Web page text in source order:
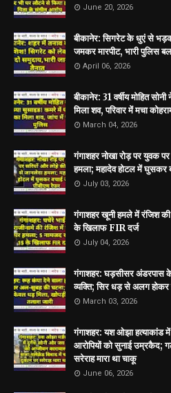
June 20, 2026
बीकानेर: सिगरेट के धुएं से
जमकर मारपीट, भारी पुलिस बल
April 06, 2026
बीकानेर: 31 वर्षीय मोहित
मिला शव, परिवार में मचा
March 04, 2026
गंगाशहर नोखा रोड़ पर युवक
हमला; महादेव होटल में घुसकर
July 03, 2026
गंगाशहर खूनी हमले में रंजिश
के खिलाफ FIR दर्ज
July 04, 2026
गंगाशहर: घड़सीसर अंडरपास
व्यक्ति; सिर धड़ से अलग होकर
March 03, 2026
गंगाशहर: यश ओझा हत्याकांड
आरोपियों को सुनाई उम्रकैद;
सरेराह मारा था चाकू
June 06, 2026